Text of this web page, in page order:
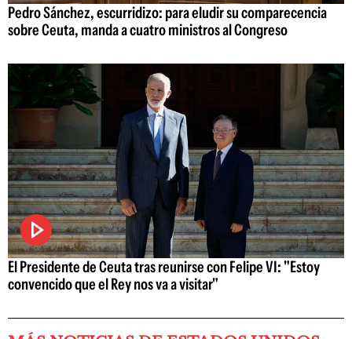
Pedro Sánchez, escurridizo: para eludir su comparecencia
sobre Ceuta, manda a cuatro ministros al Congreso
El Presidente de Ceuta tras reunirse con Felipe VI: "Estoy
convencido que el Rey nos va a visitar"